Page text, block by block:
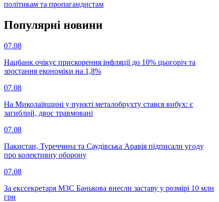
політикам та пропагандистам
Популярнi новини
07.08
Нацбанк очікує прискорення інфляції до 10% цьогоріч та
зростання економіки на 1,8%
07.08
На Миколаївщині у пункті металобрухту стався вибух: є
загиблий, двоє травмовані
07.08
Пакистан, Туреччина та Саудівська Аравія підписали угоду
про колективну оборону
07.08
За екссекретаря МЗС Банькова внесли заставу у розмірі 10 млн
грн